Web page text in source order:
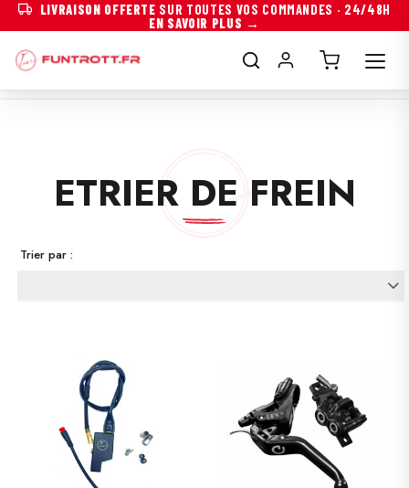
LIVRAISON OFFERTE SUR TOUTES VOS COMMANDES · 24/48H
EN SAVOIR PLUS →
ETRIER DE FREIN
Trier par :